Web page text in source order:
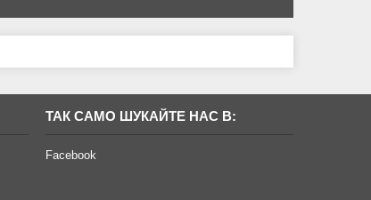
ТАК САМО ШУКАЙТЕ НАС В:
Facebook